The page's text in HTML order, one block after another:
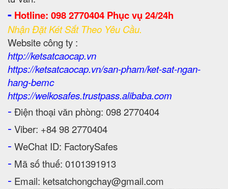
- Hotline: 098 2770404 Phục vụ 24/24h
Nhận Đặt Két Sắt Theo Yêu Cầu.
Website công ty :
http://ketsatcaocap.vn
https://ketsatcaocap.vn/san-pham/ket-sat-ngan-
hang-bemc
https://welkosafes.trustpass.alibaba.com
- Điện thoại văn phòng: 098 2770404
- Viber: +84 98 2770404
- WeChat ID: FactorySafes
- Mã số thuế: 0101391913
- Email: ketsatchongchay@gmail.com